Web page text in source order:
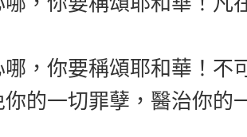
哪，你要稱頌耶和華！不
的一切罪孽，醫治你的